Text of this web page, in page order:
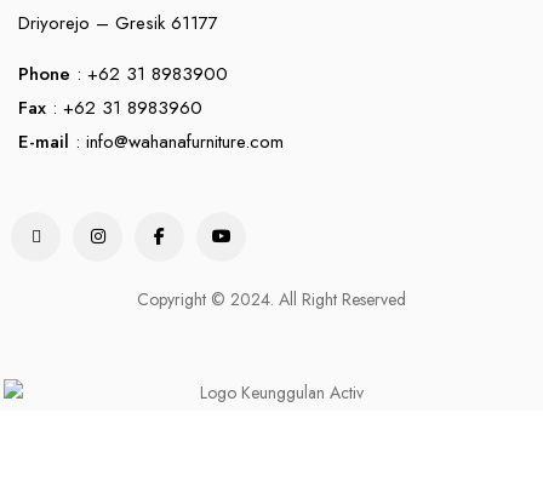
Driyorejo – Gresik 61177
Phone : +62 31 8983900
Fax : +62 31 8983960
E-mail : info@wahanafurniture.com
Copyright © 2024. All Right Reserved